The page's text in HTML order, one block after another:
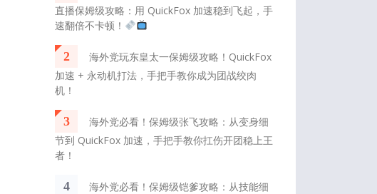
直播保姆级攻略：用 QuickFox 加速稳到飞起，手
速翻倍不卡顿！
2
海外党玩东皇太一保姆级攻略！QuickFox
加速 + 永动机打法，手把手教你成为团战绞肉
机！
3
海外党必看！保姆级张飞攻略：从变身细
节到 QuickFox 加速，手把手教你扛伤开团稳上王
者！
4
海外党必看！保姆级铠爹攻略：从技能细